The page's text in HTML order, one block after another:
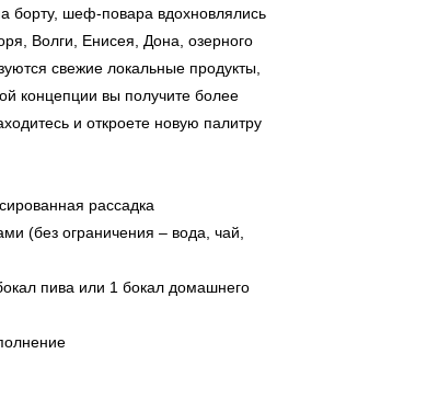
борту, шеф-повара вдохновлялись
Волги, Енисея, Дона, озерного
свежие локальные продукты,
концепции вы получите более
и откроете новую палитру
рассадка
(без ограничения – вода, чай,
пива или 1 бокал домашнего